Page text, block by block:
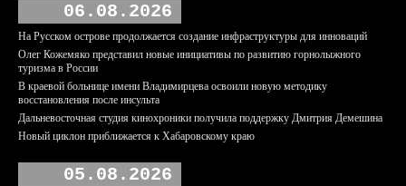
06.08.2026
На Русском острове продолжается создание инфраструктуры для инноваций
Олег Кожемяко представил новые инициативы по развитию горнолыжного
туризма в России
В краевой больнице имени Владимирцева освоили новую методику
восстановления после инсульта
Дальневосточная студия кинохроники получила поддержку Дмитрия Демешина
Новый циклон приближается к Хабаровскому краю
05.08.2026